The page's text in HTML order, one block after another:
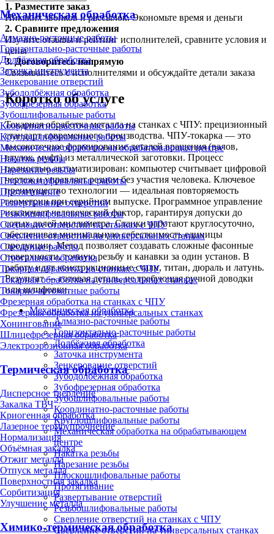
Механическая обработка
Алмазно-расточные работы
Горизонтально-расточные работы
Долбёжная обработка
Заточка инструмента
Зенкерование отверстий
Зубодолбёжная обработка
Зубофрезерная обработка
Зубошлифовальные работы
Координатно-расточные работы
Круглошлифовальные работы
Механическая обработка на обрабатывающем центре
Накатка резьбы
Нарезание резьбы
Плоскошлифовальные работы
Протягивание
Развертывание отверстий
Резьбошлифовальные работы
Сверление отверстий на станках с ЧПУ
Сверление отверстий на универсальных станках
Слесарные работы
Строгальная обработка
Токарная обработка на станках с ЧПУ
Токарная обработка на универсальных станках
Токарно-автоматные работы
Фрезерная обработка на станках с ЧПУ
Фрезерная обработка на универсальных станках
Хонингование
Шлицефрезерная обработка
Электроэрозионная обработка
Термическая обработка
Дисперсное твердение
Закалка ТВЧ
Криогенная обработка
Лазерное термоупрочнение
Нормализация
Объёмная закалка
Отжиг металла
Отпуск металла
Поверхностная закалка
Сорбитизация
Улучшение металла
Химико-термическая обработка
1. Разместите заказ
Никаких звонков и рассылок. Экономьте время и деньги
2. Сравните предложения
Изучите отзывы и рейтинг исполнителей, сравните условия и
цены
3.Договоритесь напрямую
Связывайтесь с исполнителями и обсуждайте детали заказа
Коротко об услуге
Токарная обработка металла на станках с ЧПУ: прецизионный
стандарт современного производства. ЧПУ-токарка — это
высокоточное формирование деталей вращения (валов,
втулок, муфт) из металлической заготовки. Процесс
полностью автоматизирован: компьютер считывает цифровой
чертеж и управляет резцом без участия человека. Ключевое
преимущество технологии — идеальная повторяемость
геометрии при серийном выпуске. Программное управление
исключает человеческий фактор, гарантируя допуски до
сотых долей миллиметра. Станки работают круглосуточно,
обеспечивая минимальную себестоимость единицы
продукции. Метод позволяет создавать сложные фасонные
поверхности, точную резьбу и канавки за один установ. В
работу идут конструкционные стали, титан, дюраль и латунь.
Результат — готовая деталь, не требующая ручной доводки
или шлифовки.
Механическая обработка
Алмазно-расточные работы
Горизонтально-расточные работы
Долбёжная обработка
Заточка инструмента
Зенкерование отверстий
Зубодолбёжная обработка
Зубофрезерная обработка
Зубошлифовальные работы
Координатно-расточные работы
Круглошлифовальные работы
Механическая обработка на обрабатывающем
центре
Накатка резьбы
Нарезание резьбы
Плоскошлифовальные работы
Протягивание
Развертывание отверстий
Резьбошлифовальные работы
Сверление отверстий на станках с ЧПУ
Сверление отверстий на универсальных станках